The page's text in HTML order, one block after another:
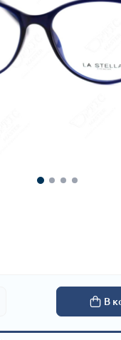
В